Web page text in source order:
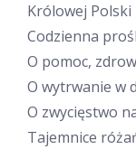
Królowej Polski
Codzienna
O pomoc,
O wytrwanie w
O zwycięstwo
Tajemnice